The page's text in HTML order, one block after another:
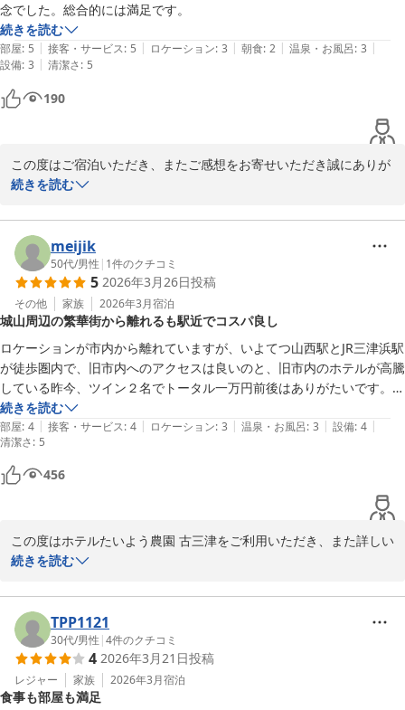
ホテルたいよう農園古三津
フロントスタッフ一同
ホテルたいよう農園 松山古三津
念でした。総合的には満足です。
続きを読む
部屋: 5 | 接客・サービス: 5 | ロケーション: 3 | 朝食: 2 | 温泉・お風呂: 3 |
設備: 3 | 清潔さ: 5
190
この度はご宿泊いただき、またご感想をお寄せいただき誠にありが
とうございます。
た。
一方で、朝食バイキングの品数につきましてはご期待に添えず申し
訳ございません。
いただいたご意見は、今後の改善に向けて真摯に受け止め、よりご
満足いただける内容を目指して検討してまいります。
総合的にはご満足いただけたとのこと、励みになるお言葉をありが
とうございます。
またお越しいただける日を、スタッフ一同心よりお待ちしておりま
す。
ホテルたいよう農園古三津
ホテルたいよう農園 松山古三津
続きを読む
meijik
50代/男性 | 1件のクチコミ
5 2026年3月26日投稿
その他 家族 2026年3月宿泊
城山周辺の繁華街から離れるも駅近でコスパ良し
ロケーションが市内から離れていますが、いよてつ山西駅とJR三津浜駅
が徒歩圏内で、旧市内へのアクセスは良いのと、旧市内のホテルが高騰
している昨今、ツイン２名でトータル一万円前後はありがたいです。
部屋も綺麗でいいですがキーがオートロックではなく、また昔懐かしい
キーを室内に挿すと部屋の電源オン、の仕組みなのはちょっと古めかし
い。
前日までに申し込めばワンコイン（５００円）の朝食は必要十分で、愛
続きを読む
部屋: 4 | 接客・サービス: 4 | ロケーション: 3 | 温泉・お風呂: 3 | 設備: 4 |
清潔さ: 5
456
この度はホテルたいよう農園 古三津をご利用いただき、また詳しい
ご感想をお寄せいただき誠にありがとうございます。
駅・JR三津浜駅の双方をご活用いただき、アクセス面でもご満足い
ただけたようで安心いたしました。旧市内のホテル価格が高騰する
中、コストパフォーマンスについてお褒めの言葉を頂戴し大変励み
になります。
お部屋の設備に関しては、オートロックでない点やキーによる電源
管理など、古い仕様が残っている部分についてご不便をおかけし申
続きを読む
TPP1121
30代/男性 |4件のクチコミ
4 2026年3月21日投稿
レジャー 家族 2026年3月宿泊
食事も部屋も満足